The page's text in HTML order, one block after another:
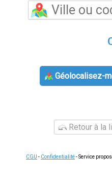
Géolocalisez-
Retour à la
CGU - Confidentialité- Service